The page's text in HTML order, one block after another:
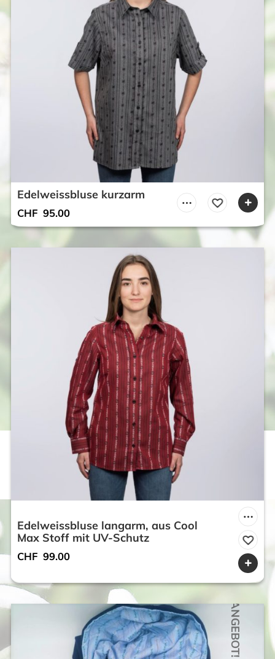
Edelweissbluse kurzarm
CHF 95.00
Edelweissbluse langarm, aus Cool
Max Stoff mit UV-Schutz
CHF 99.00
ANGEBOT!